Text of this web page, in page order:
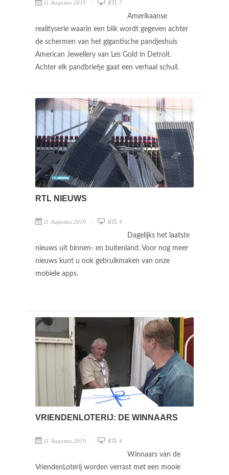
11 Augustus 2019 RTL 7
Amerikaanse
realityserie waarin een blik wordt gegeven achter
de schermen van het gigantische pandjeshuis
American Jewellery van Les Gold in Detroit.
Achter elk pandbriefje gaat een verhaal schuil.
RTL NIEUWS
11 Augustus 2019 RTL 4
Dagelijks het laatste
nieuws uit binnen- en buitenland. Voor nog meer
nieuws kunt u ook gebruikmaken van onze
mobiele apps.
VRIENDENLOTERIJ: DE WINNAARS
11 Augustus 2019 RTL 4
Winnaars van de
VriendenLoterij worden verrast met een mooie